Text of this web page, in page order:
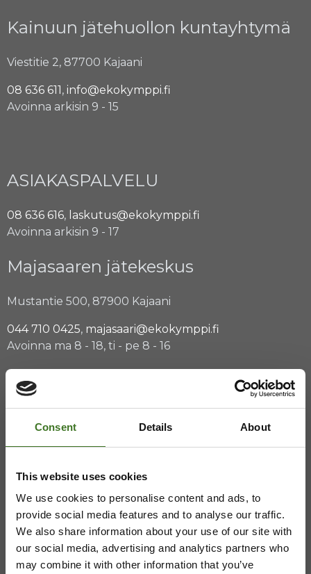
Consent Details About
This website uses cookies
We use cookies to personalise content and ads, to
provide social media features and to analyse our traffic.
We also share information about your use of our site with
our social media, advertising and analytics partners who
may combine it with other information that you’ve
Kainuun jätehuollon kuntayhtymä
Viestitie 2, 87700 Kajaani
08 636 611, info@ekokymppi.fi
Avoinna arkisin 9 - 15
ASIAKASPALVELU
08 636 616, laskutus@ekokymppi.fi
Avoinna arkisin 9 - 17
Majasaaren jätekeskus
Mustantie 500, 87900 Kajaani
044 710 0425, majasaari@ekokymppi.fi
Avoinna ma 8 - 18, ti - pe 8 - 16